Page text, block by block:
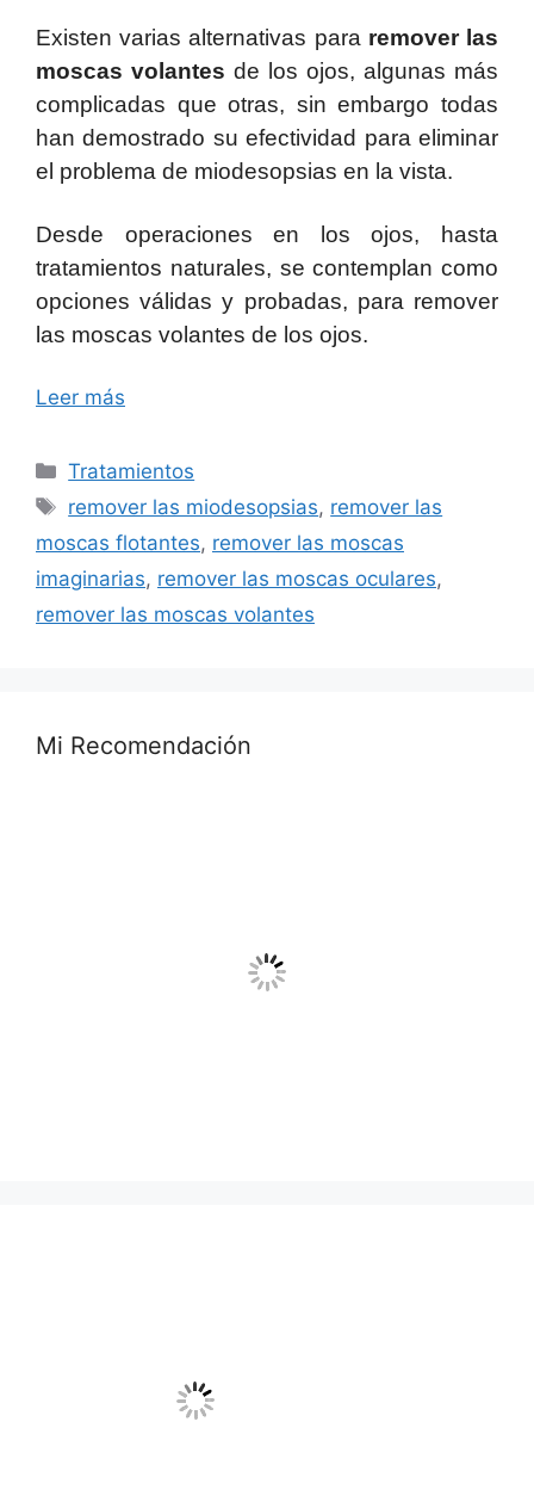
Existen varias alternativas para remover las
moscas volantes de los ojos, algunas más
complicadas que otras, sin embargo todas
han demostrado su efectividad para eliminar
el problema de miodesopsias en la vista.
Desde operaciones en los ojos, hasta
tratamientos naturales, se contemplan como
opciones válidas y probadas, para remover
las moscas volantes de los ojos.
Leer más
Categorías
Tratamientos
Etiquetas
remover las miodesopsias, remover las
moscas flotantes, remover las moscas
imaginarias, remover las moscas oculares,
remover las moscas volantes
Mi Recomendación